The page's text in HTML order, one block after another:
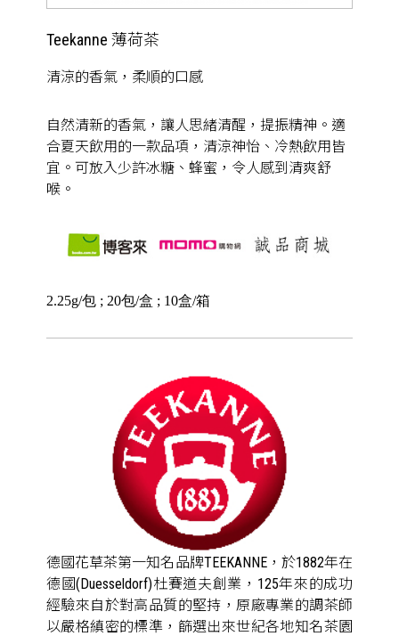
Teekanne 薄荷茶
清涼的香氣，柔順的口感
自然清新的香氣，讓人思緒清醒，提振精神。適
合夏天飲用的一款品項，清涼神怡、冷熱飲用皆
宜。可放入少許冰糖、蜂蜜，令人感到清爽舒
喉。
2.25g/包 ; 20包/盒 ; 10盒/箱
德國花草茶第一知名品牌TEEKANNE，於1882年在
德國(Duesseldorf)杜賽道夫創業，125年來的成功
經驗來自於對高品質的堅持，原廠專業的調茶師
以嚴格縝密的標準，篩選出來世紀各地知名茶園